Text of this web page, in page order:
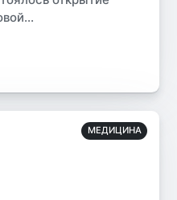
МЕДИЦИНА